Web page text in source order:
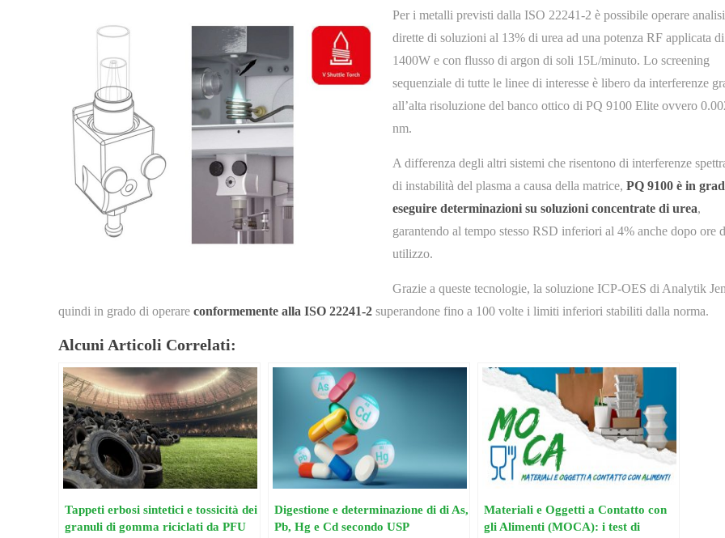
Per i metalli previsti dalla ISO 22241-2 è possibile operare analisi
dirette di soluzioni al 13% di urea ad una potenza RF applicata di
1400W e con flusso di argon di soli 15L/minuto. Lo screening
sequenziale di tutte le linee di interesse è libero da interferenze
all’alta risoluzione del banco ottico di PQ 9100 Elite ovvero
nm.
A differenza degli altri sistemi che risentono di interferenze
di instabilità del plasma a causa della matrice, PQ 9100 è in
eseguire determinazioni su soluzioni concentrate di urea,
garantendo al tempo stesso RSD inferiori al 4% anche dopo ore
utilizzo.
Grazie a queste tecnologie, la soluzione ICP-OES di Analytik
quindi in grado di operare conformemente alla ISO 22241-2 superandone fino a 100 volte i limiti inferiori stabiliti dalla norma.
Alcuni Articoli Correlati:
Tappeti erbosi sintetici e tossicità dei
granuli di gomma riciclati da PFU
Digestione e determinazione di di As,
Pb, Hg e Cd secondo USP
Materiali e Oggetti a Contatto con
gli Alimenti (MOCA): i test di